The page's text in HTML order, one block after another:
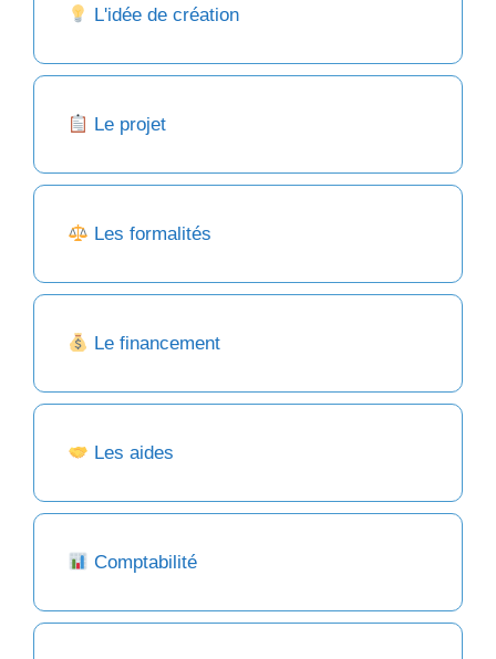
L'idée de création
Le projet
Les formalités
Le financement
Les aides
Comptabilité